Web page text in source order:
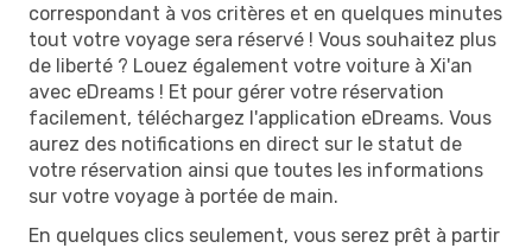
correspondant à vos critères et en quelques minutes
tout votre voyage sera réservé ! Vous souhaitez plus
de liberté ? Louez également votre voiture à Xi'an
avec eDreams ! Et pour gérer votre réservation
facilement, téléchargez l'application eDreams. Vous
aurez des notifications en direct sur le statut de
votre réservation ainsi que toutes les informations
sur votre voyage à portée de main.
En quelques clics seulement, vous serez prêt à partir